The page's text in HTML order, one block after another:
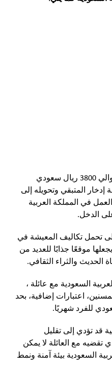
يبدأ أسلوب الحياة المريح من حوالي 3800 ريال سعودي
إدخار المتبقي وتحويله إلى
في المملكة العربية
الدخل.
تحمل تكاليف المعيشة في
موقعًا جذابًا للعديد من
الحديث والثراء الثقافي.
السعودية مع عائلة ،
اعتبارات إضافية، بحد
قد تؤدي إلى تقليل
تقضيه مع العائلة لا يمكن
السعودية بيئة آمنة ونمط